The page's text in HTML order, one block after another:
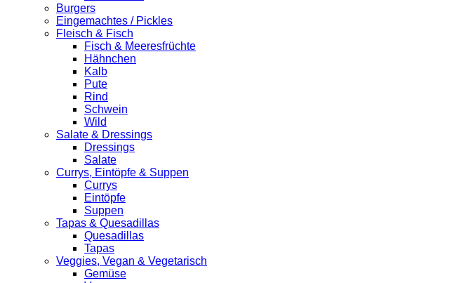
Burgers
Eingemachtes / Pickles
Fleisch & Fisch
Fisch & Meeresfrüchte
Hähnchen
Kalb
Pute
Rind
Schwein
Wild
Salate & Dressings
Dressings
Salate
Currys, Eintöpfe & Suppen
Currys
Eintöpfe
Suppen
Tapas & Quesadillas
Quesadillas
Tapas
Veggies, Vegan & Vegetarisch
Gemüse